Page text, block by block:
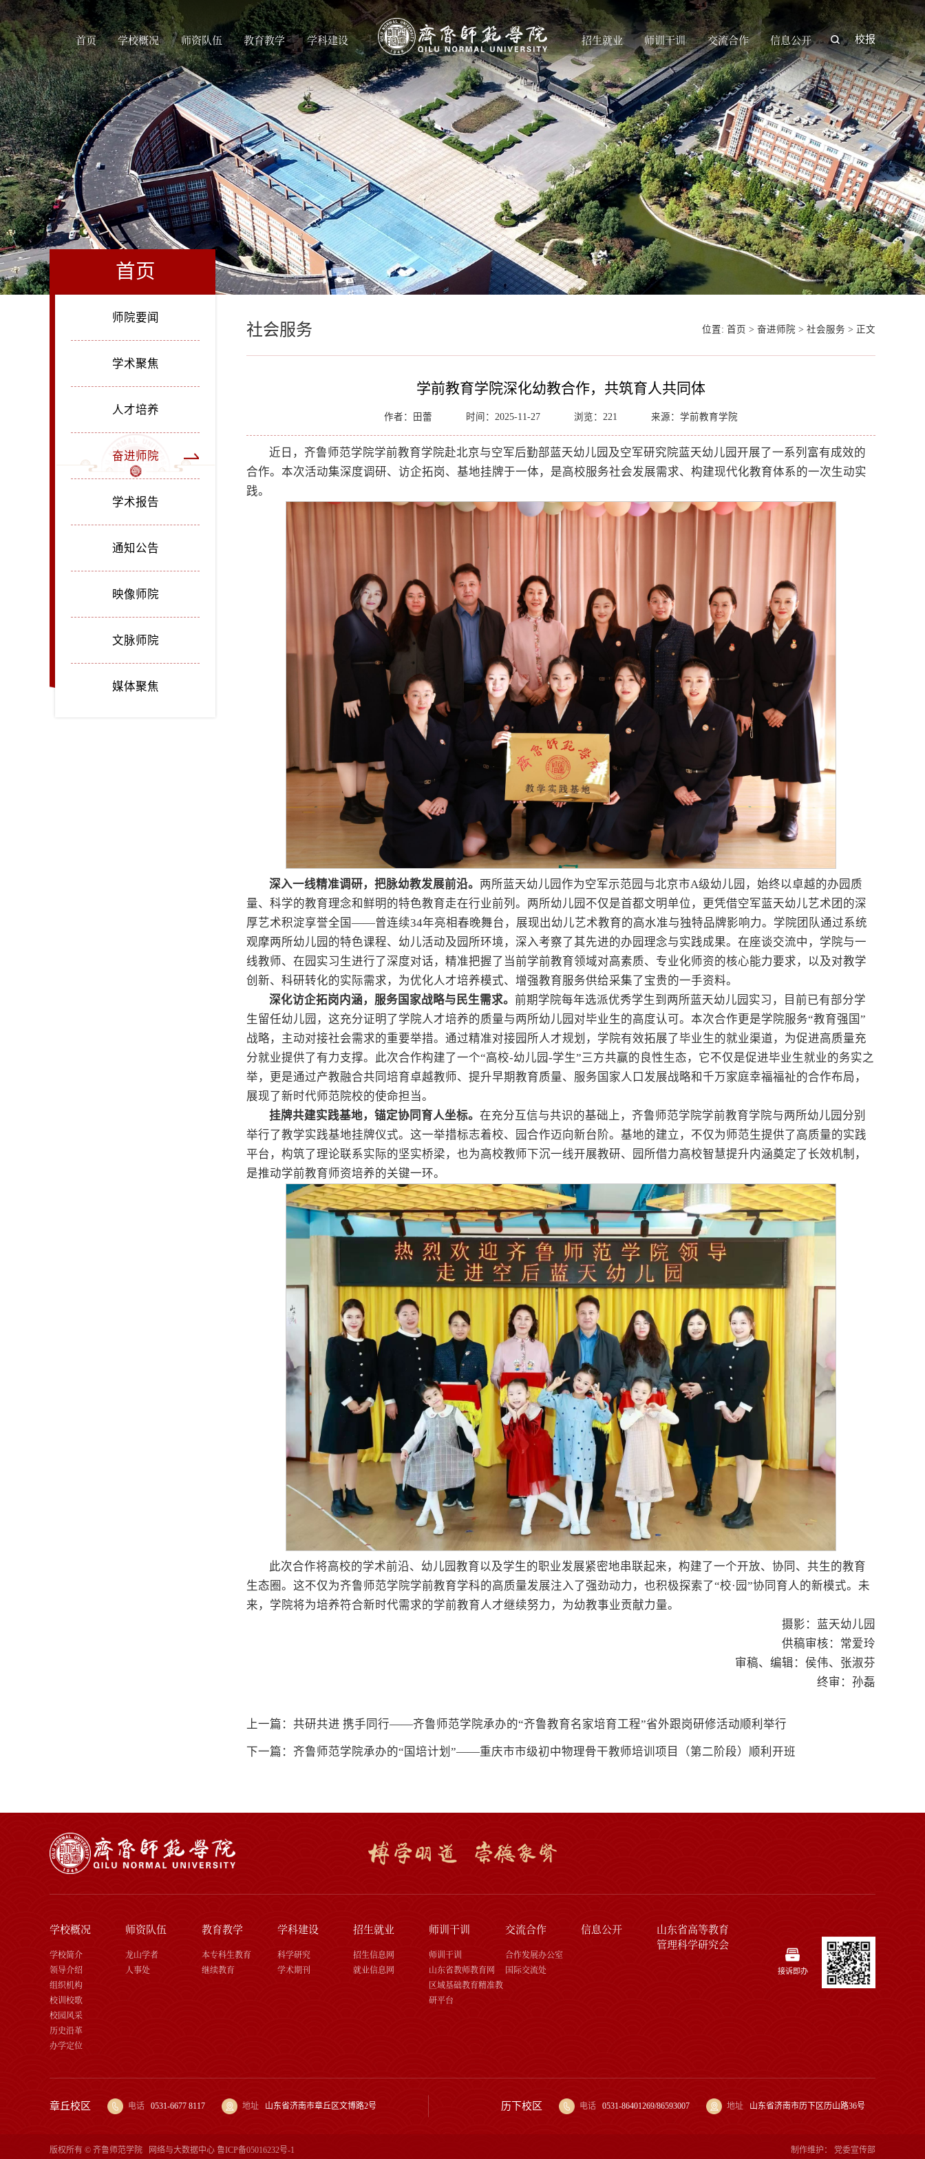
首页 学校概况 师资队伍 教育教学 学科建设 招生就业 师训干训 交流合作 信息公开 校报
首页
师院要闻
学术聚焦
人才培养
奋进师院
学术报告
通知公告
映像师院
文脉师院
媒体聚焦
社会服务 位置: 首页 > 奋进师院 > 社会服务 > 正文
学前教育学院深化幼教合作，共筑育人共同体
作者：田蕾 时间：2025-11-27 浏览： 221 来源：学前教育学院
近日，齐鲁师范学院学前教育学院赴北京与空军后勤部蓝天幼儿园及空军研究院蓝天幼儿园开展了一系列富有成效的
合作。本次活动集深度调研、访企拓岗、基地挂牌于一体，是高校服务社会发展需求、构建现代化教育体系的一次生动实
践。
深入一线精准调研，把脉幼教发展前沿。 两所蓝天幼儿园作为空军示范园与北京市A级幼儿园，始终以卓越的办园质
量、科学的教育理念和鲜明的特色教育走在行业前列。两所幼儿园不仅是首都文明单位，更凭借空军蓝天幼儿艺术团的深
厚艺术积淀享誉全国——曾连续34年亮相春晚舞台，展现出幼儿艺术教育的高水准与独特品牌影响力。学院团队通过系统
观摩两所幼儿园的特色课程、幼儿活动及园所环境，深入考察了其先进的办园理念与实践成果。在座谈交流中，学院与一
线教师、在园实习生进行了深度对话，精准把握了当前学前教育领域对高素质、专业化师资的核心能力要求，以及对教学
创新、科研转化的实际需求，为优化人才培养模式、增强教育服务供给采集了宝贵的一手资料。
深化访企拓岗内涵，服务国家战略与民生需求。 前期学院每年选派优秀学生到两所蓝天幼儿园实习，目前已有部分学
生留任幼儿园，这充分证明了学院人才培养的质量与两所幼儿园对毕业生的高度认可。本次合作更是学院服务“教育强国”
战略，主动对接社会需求的重要举措。通过精准对接园所人才规划，学院有效拓展了毕业生的就业渠道，为促进高质量充
分就业提供了有力支撑。此次合作构建了一个“高校-幼儿园-学生”三方共赢的良性生态，它不仅是促进毕业生就业的务实之
举，更是通过产教融合共同培育卓越教师、提升早期教育质量、服务国家人口发展战略和千万家庭幸福福祉的合作布局，
展现了新时代师范院校的使命担当。
挂牌共建实践基地，锚定协同育人坐标。 在充分互信与共识的基础上，齐鲁师范学院学前教育学院与两所幼儿园分别
举行了教学实践基地挂牌仪式。这一举措标志着校、园合作迈向新台阶。基地的建立，不仅为师范生提供了高质量的实践
平台，构筑了理论联系实际的坚实桥梁，也为高校教师下沉一线开展教研、园所借力高校智慧提升内涵奠定了长效机制，
是推动学前教育师资培养的关键一环。
此次合作将高校的学术前沿、幼儿园教育以及学生的职业发展紧密地串联起来，构建了一个开放、协同、共生的教育
生态圈。这不仅为齐鲁师范学院学前教育学科的高质量发展注入了强劲动力，也积极探索了“校·园”协同育人的新模式。未
来，学院将为培养符合新时代需求的学前教育人才继续努力，为幼教事业贡献力量。
摄影：蓝天幼儿园
供稿审核：常爱玲
审稿、编辑：侯伟、张淑芬
终审：孙磊
上一篇：共研共进 携手同行——齐鲁师范学院承办的“齐鲁教育名家培育工程”省外跟岗研修活动顺利举行
下一篇：齐鲁师范学院承办的“国培计划”——重庆市市级初中物理骨干教师培训项目（第二阶段）顺利开班
学校概况
学校简介
领导介绍
组织机构
校训校歌
校园风采
历史沿革
办学定位
师资队伍
龙山学者
人事处
教育教学
本专科生教育
继续教育
学科建设
科学研究
学术期刊
招生就业
招生信息网
就业信息网
师训干训
师训干训
山东省教师教育网
区域基础教育精准教
研平台
交流合作
合作发展办公室
国际交流处
信息公开
山东省高等教育
管理科学研究会
接诉即办
章丘校区 电话 0531-6677 8117 地址 山东省济南市章丘区文博路2号 历下校区 电话 0531-86401269/86593007 地址 山东省济南市历下区历山路36号
版权所有 © 齐鲁师范学院 网络与大数据中心 鲁ICP备05016232号-1 制作维护： 党委宣传部